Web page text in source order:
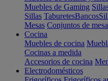
Muebles de Gaming
Sillas TaburetesBancos
Mesas Conjuntos de
Cocina
Muebles de cocina
Cocinas a medida
Accesorios de cocina
Electrodomésticos